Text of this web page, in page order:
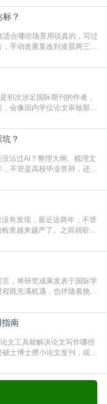
本篇AEIC学术交流中心小编
果的传播与反馈学术会议通
？
合哪些场景用说真的，写过
手动改重复改到凌晨两三
对工具，半天就能搞定你两
如果你符合下面这些场景，
初次涉足国际期刊的作者，
会像国内学位论文审核那
审查是严谨投稿流程中不可
绍“投稿SCI有查重吗”。
？
沾过AI？整理大纲、梳理文
不管是高校毕业答辩，还是
底有啥区别？这里说透：普
的是抄袭；AI查重查的是你
有发现，最近这两年，不管
查越来越严了。之前就听身
现在国内多数高校和核心期
容辅助写作，必须明确标
，将研究成果发表于国际学
既充满机遇，也伴随着挑
难度究竟如何衡量。本篇
论文好发表吗”。一、会议论
发
指南
文工具能解决论文写作哪些
士博士攒小论文发刊，或是
到点上，交上去才发现重复
，这些痛点基本都能高效解